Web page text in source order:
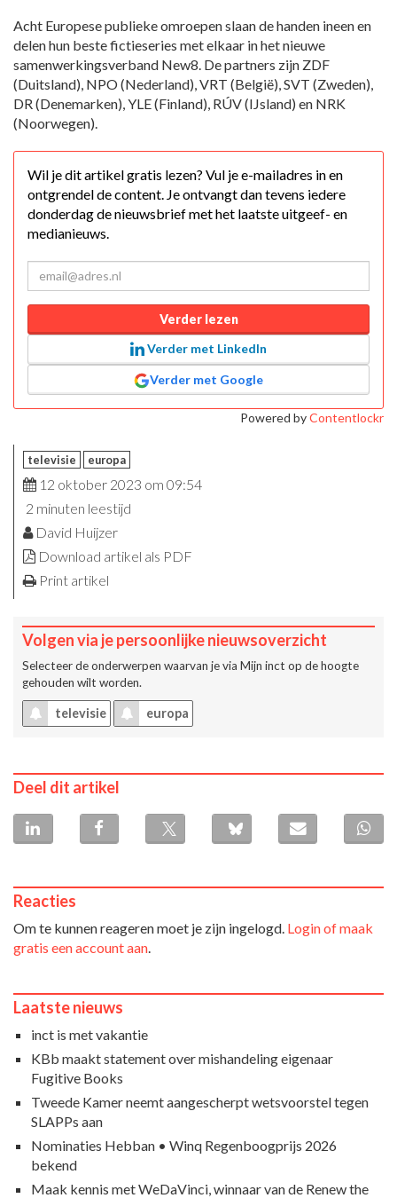
Acht Europese publieke omroepen slaan de handen ineen en
delen hun beste fictieseries met elkaar in het nieuwe
samenwerkingsverband New8. De partners zijn ZDF
(Duitsland), NPO (Nederland), VRT (België), SVT (Zweden),
DR (Denemarken), YLE (Finland), RÚV (IJsland) en NRK
(Noorwegen).
Wil je dit artikel gratis lezen? Vul je e-mailadres in en
ontgrendel de content. Je ontvangt dan tevens iedere
donderdag de nieuwsbrief met het laatste uitgeef- en
medianieuws.
Verder lezen
Verder met LinkedIn
Verder met Google
Powered byContentlockr
televisie europa
12 oktober 2023 om 09:54
2 minuten leestijd
David Huijzer
Download artikel als PDF
Print artikel
Volgen via je persoonlijke nieuwsoverzicht
Selecteer de onderwerpen waarvan je via Mijn inct op de hoogte
gehouden wilt worden.
televisie europa
Deel dit artikel
Reacties
Om te kunnen reageren moet je zijn ingelogd. Login of maak
gratis een account aan
Laatste nieuws
inct is met vakantie
KBb maakt statement over mishandeling eigenaar
Fugitive Books
Tweede Kamer neemt aangescherpt wetsvoorstel tegen
SLAPPs aan
Nominaties Hebban • Winq Regenboogprijs 2026
bekend
Maak kennis met WeDaVinci, winnaar van de Renew the